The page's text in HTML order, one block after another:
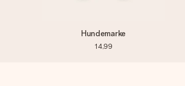
Hundemarke
14,99